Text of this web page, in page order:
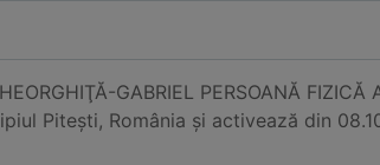
GABRIEL PERSOANĂ
Piteşti, România și activează din